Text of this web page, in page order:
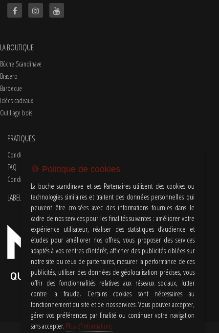
LA BOUTIQUE
Bûche Scandinave
Brasero
Barbecue
Idées cadeaux
Outillage bois
PRATIQUES
Conditions d'utilisations
FAQ
Conditions Générales de Vente
LABEL
🍪 Politique de cookies
La buche scandinave et ses Partenaires utilisent des cookies ou
technologies similaires et traitent des données personnelles qui
peuvent être croisées avec des informations fournies dans le
cadre de nos services pour les finalités suivantes : améliorer votre
expérience utilisateur, réaliser des statistiques d’audience et
études pour améliorer nos offres, vous proposer des services
adaptés à vos centres d’intérêt, afficher des publicités ciblées sur
notre site ou ceux de partenaires, mesurer la performance de ces
publicités, utiliser des données de géolocalisation précises, vous
offrir des fonctionnalités relatives aux réseaux sociaux, lutter
contre la fraude. Certains cookies sont nécessaires au
fonctionnement du site et de nos services. Vous pouvez accepter,
gérer vos préférences par finalité ou continuer votre navigation
sans accepter. Plus d'informations